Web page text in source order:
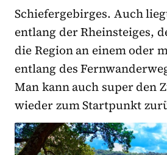
Schiefergebirges. Auch
entlang der Rheinsteiges,
die Region an einem oder
entlang des
Man kann auch super den
wieder zum Startpunkt